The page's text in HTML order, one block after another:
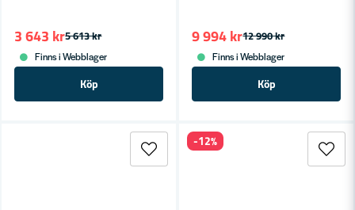
5 613 kr
3 643 kr
Finns i Webblager
Köp
12 990 kr
9 994 kr
Finns i Webblager
Köp
-12%